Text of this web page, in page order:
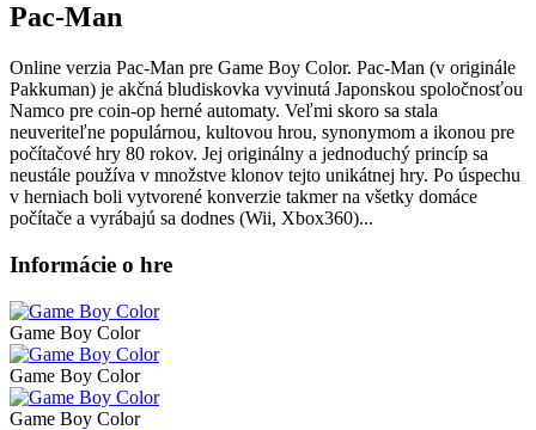
Pac-Man
Online verzia Pac-Man pre Game Boy Color. Pac-Man (v originále
Pakkuman) je akčná bludiskovka vyvinutá Japonskou spoločnosťou
Namco pre coin-op herné automaty. Veľmi skoro sa stala
neuveriteľne populárnou, kultovou hrou, synonymom a ikonou pre
počítačové hry 80 rokov. Jej originálny a jednoduchý princíp sa
neustále používa v množstve klonov tejto unikátnej hry. Po úspechu
v herniach boli vytvorené konverzie takmer na všetky domáce
počítače a vyrábajú sa dodnes (Wii, Xbox360)...
Informácie o hre
Game Boy Color
Game Boy Color
Game Boy Color